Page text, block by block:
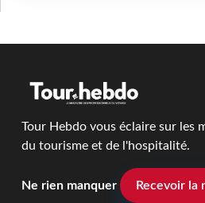
Tour Hebdo vous éclaire sur les
du tourisme et de l'hospitalité.
Ne rien manquer Recevoir la